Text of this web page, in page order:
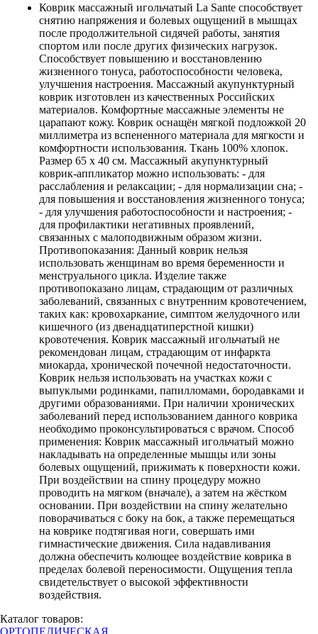
Коврик массажный игольчатый La Sante способствует
снятию напряжения и болевых ощущений в мышцах
после продолжительной сидячей работы, занятия
спортом или после других физических нагрузок.
Способствует повышению и восстановлению
жизненного тонуса, работоспособности человека,
улучшения настроения. Массажный акупунктурный
коврик изготовлен из качественных Российских
материалов. Комфортные массажные элементы не
царапают кожу. Коврик оснащён мягкой подложкой 20
миллиметра из вспененного материала для мягкости и
комфортности использования. Ткань 100% хлопок.
Размер 65 х 40 см. Массажный акупунктурный
коврик-аппликатор можно использовать: - для
расслабления и релаксации; - для нормализации сна; -
для повышения и восстановления жизненного тонуса;
- для улучшения работоспособности и настроения; -
для профилактики негативных проявлений,
связанных с малоподвижным образом жизни.
Противопоказания: Данный коврик нельзя
использовать женщинам во время беременности и
менструального цикла. Изделие также
противопоказано лицам, страдающим от различных
заболеваний, связанных с внутренним кровотечением,
таких как: кровохаркание, симптом желудочного или
кишечного (из двенадцатиперстной кишки)
кровотечения. Коврик массажный игольчатый не
рекомендован лицам, страдающим от инфаркта
миокарда, хронической почечной недостаточности.
Коврик нельзя использовать на участках кожи с
выпуклыми родинками, папилломами, бородавками и
другими образованиями. При наличии хронических
заболеваний перед использованием данного коврика
необходимо проконсультироваться с врачом. Способ
применения: Коврик массажный игольчатый можно
накладывать на определенные мышцы или зоны
болевых ощущений, прижимать к поверхности кожи.
При воздействии на спину процедуру можно
проводить на мягком (вначале), а затем на жёстком
основании. При воздействии на спину желательно
поворачиваться с боку на бок, а также перемещаться
на коврике подтягивая ноги, совершать ими
гимнастические движения. Сила надавливания
должна обеспечить колющее воздействие коврика в
пределах болевой переносимости. Ощущения тепла
свидетельствует о высокой эффективности
воздействия.
Каталог товаров:
ОРТОПЕДИЧЕСКАЯ